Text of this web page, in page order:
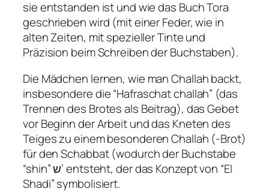
sie entstanden ist und wie das Buch Tora
geschrieben wird (mit einer Feder, wie in
alten Zeiten, mit spezieller Tinte und
Präzision beim Schreiben der Buchstaben).
Die Mädchen lernen, wie man Challah backt,
insbesondere die “Hafraschat challah” (das
Trennen des Brotes als Beitrag), das Gebet
vor Beginn der Arbeit und das Kneten des
Teiges zu einem besonderen Challah (-Brot)
für den Schabbat (wodurch der Buchstabe
“shin” ש’ entsteht, der das Konzept von “El
Shadi” symbolisiert.